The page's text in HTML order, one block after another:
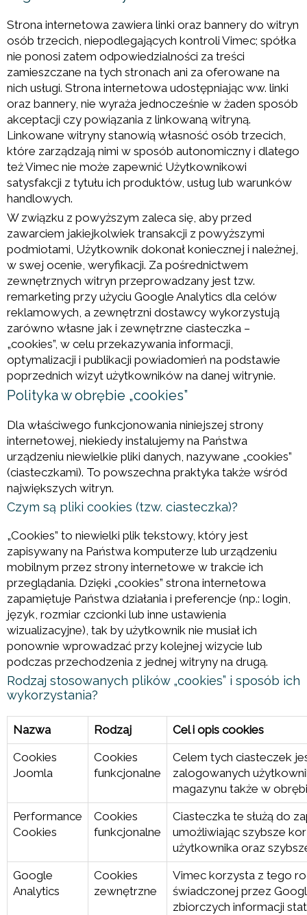
Strona internetowa zawiera linki oraz bannery do witryn
osób trzecich, niepodlegających kontroli Vimec; spółka
nie ponosi zatem odpowiedzialności za treści
zamieszczane na tych stronach ani za oferowane na
nich usługi. Strona internetowa udostępniając ww. linki
oraz bannery, nie wyraża jednocześnie w żaden sposób
akceptacji czy powiązania z linkowaną witryną.
Linkowane witryny stanowią własność osób trzecich,
które zarządzają nimi w sposób autonomiczny i dlatego
też Vimec nie może zapewnić Użytkownikowi
satysfakcji z tytułu ich produktów, usług lub warunków
handlowych.
W związku z powyższym zaleca się, aby przed
zawarciem jakiejkolwiek transakcji z powyższymi
podmiotami, Użytkownik dokonał koniecznej i należnej,
w swej ocenie, weryfikacji. Za pośrednictwem
zewnętrznych witryn przeprowadzany jest tzw.
remarketing przy użyciu Google Analytics dla celów
reklamowych, a zewnętrzni dostawcy wykorzystują
zarówno własne jak i zewnętrzne ciasteczka –
„cookies”, w celu przekazywania informacji,
optymalizacji i publikacji powiadomień na podstawie
poprzednich wizyt użytkowników na danej witrynie.
Polityka w obrębie „cookies”
Dla właściwego funkcjonowania niniejszej strony
internetowej, niekiedy instalujemy na Państwa
urządzeniu niewielkie pliki danych, nazywane „cookies”
(ciasteczkami). To powszechna praktyka także wśród
największych witryn.
Czym są pliki cookies (tzw. ciasteczka)?
„Cookies” to niewielki plik tekstowy, który jest
zapisywany na Państwa komputerze lub urządzeniu
mobilnym przez strony internetowe w trakcie ich
przeglądania. Dzięki „cookies” strona internetowa
zapamiętuje Państwa działania i preferencje (np.: login,
język, rozmiar czcionki lub inne ustawienia
wizualizacyjne), tak by użytkownik nie musiał ich
ponownie wprowadzać przy kolejnej wizycie lub
podczas przechodzenia z jednej witryny na drugą.
Rodzaj stosowanych plików „cookies” i sposób ich
wykorzystania?
Nazwa Rodzaj
Cel i opis cookies
Cookies
Joomla
Cookies
funkcjonalne
Celem tych ciasteczek
zalogowanych
magazynu także w
Performance
Cookies
Cookies
funkcjonalne
Ciasteczka te służą do
umożliwiając szybsze
użytkownika oraz
Google
Analytics
Cookies
zewnętrzne
Vimec korzysta z tego
świadczonej przez
zbiorczych informacji